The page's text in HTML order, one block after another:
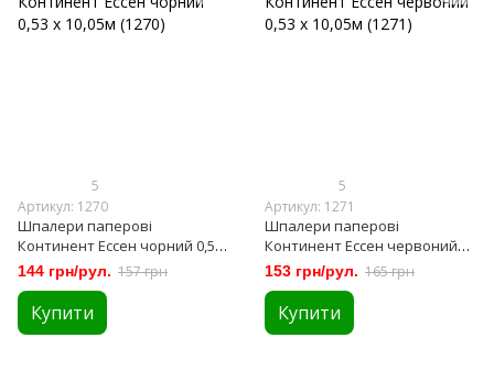
5
Артикул: 1270
Шпалери паперові
Континент Ессен чорний 0,53
х 10,05м (1270)
144 грн/рул. 157 грн
Купити
5
Артикул: 1271
Шпалери паперові
Континент Ессен червоний
0,53 х 10,05м (1271)
153 грн/рул. 165 грн
Купити